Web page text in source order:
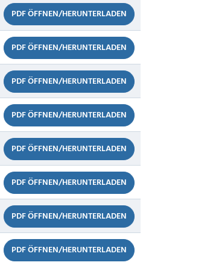
PDF ÖFFNEN/HERUNTERLADEN
PDF ÖFFNEN/HERUNTERLADEN
PDF ÖFFNEN/HERUNTERLADEN
PDF ÖFFNEN/HERUNTERLADEN
PDF ÖFFNEN/HERUNTERLADEN
PDF ÖFFNEN/HERUNTERLADEN
PDF ÖFFNEN/HERUNTERLADEN
PDF ÖFFNEN/HERUNTERLADEN